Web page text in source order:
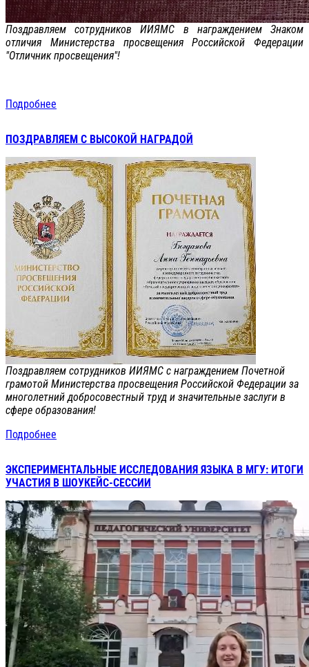
Поздравляем сотрудников ИИЯМС в награждением Знаком
отличия Министерства просвещения Российской Федерации
"Отличник просвещения"!
Подробнее
ПОЗДРАВЛЯЕМ С ВЫСОКОЙ НАГРАДОЙ
Поздравляем сотрудников ИИЯМС с награждением Почетной
грамотой Министерства просвещения Российской Федерации за
многолетний добросовестный труд и значительные заслуги в
сфере образования!
Подробнее
ЭКСПЕРИМЕНТАЛЬНЫЕ ИССЛЕДОВАНИЯ ЯЗЫКА В МГУ: ИТОГИ
УЧАСТИЯ В ШОУКЕЙС-СЕССИИ